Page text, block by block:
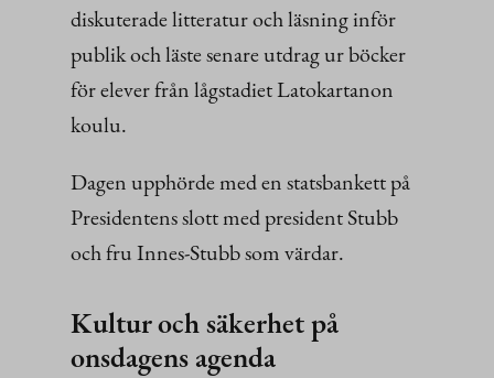
diskuterade litteratur och läsning inför
publik och läste senare utdrag ur böcker
för elever från lågstadiet Latokartanon
koulu.
Dagen upphörde med en statsbankett på
Presidentens slott med president Stubb
och fru Innes-Stubb som värdar.
Kultur och säkerhet på
onsdagens agenda